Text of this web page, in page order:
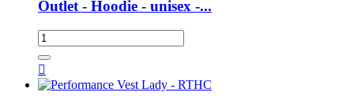
Outlet - Hoodie - unisex -...
